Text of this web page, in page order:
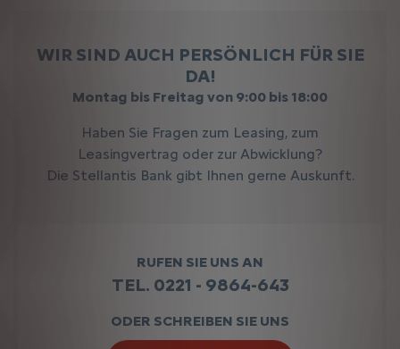
WIR SIND AUCH PERSÖNLICH FÜR SIE
DA!
Montag bis Freitag von 9:00 bis 18:00
Haben Sie Fragen zum Leasing, zum
Leasingvertrag oder zur Abwicklung?
Die Stellantis Bank gibt Ihnen gerne Auskunft.
RUFEN SIE UNS AN
TEL. 0221 - 9864-643
ODER SCHREIBEN SIE UNS